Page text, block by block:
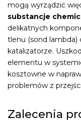
mogą wyrządzić
substancje
delikatnych
tlenu (sond lambda)
katalizatorze.
elementu w
kosztowne w
problemów z
Zalecenia